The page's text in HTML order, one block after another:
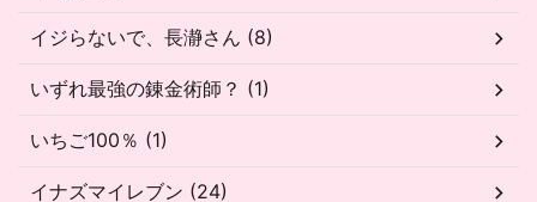
イジらないで、長瀞さん (8)
いずれ最強の錬金術師？ (1)
いちご100％ (1)
イナズマイレブン (24)